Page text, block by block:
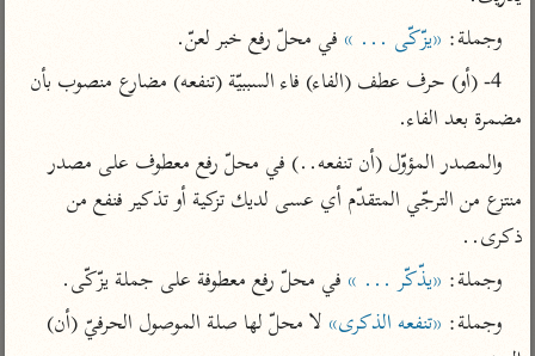
تفسير ابن القيم
تفسير ابن تيمية
عامّة
تفسير السمعاني
تفسير مكّي
محاسن التأويل
للقاسمي
تفسير الثعالبي
نظم الدرر للبقاعي
التحرير والتنوير
المحرر الوجيز لابن
عطية
حيان
البسيط للواحدي
تفسير النسفي
تفسير ابن أبي زمنين
موسوعة التفسير
المأثور
وجملة: «يزّكّى ... » في محلّ رفع خبر لعنّ.
مضمرة بعد الفاء.
والمصدر المؤوّل (أن تنفعه..) في محلّ رفع معطوف على مصدر
ذكرى..
وجملة: «يذّكّر ... » في محلّ رفع معطوفة على جملة يزّكّى.
وجملة: «تنفعه الذكرى»